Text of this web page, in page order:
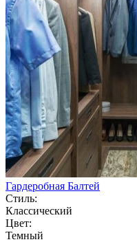
Гардеробная Балтей
Стиль:
Классический
Цвет:
Темный